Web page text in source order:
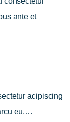
ante et
adipiscing
eu,…